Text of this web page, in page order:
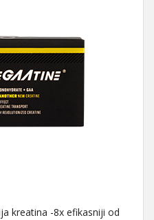
kreatina -8x efikasniji od